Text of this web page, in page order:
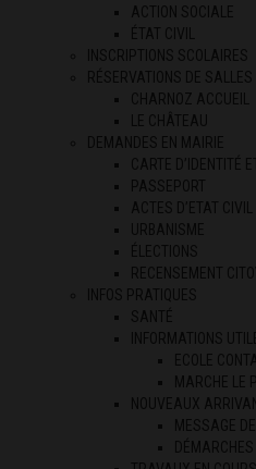
ACTION SOCIALE
ÉTAT CIVIL
INSCRIPTIONS SCOLAIRES
RÉSERVATIONS DE SALLES
CHARNOZ ACCUEIL
LE CHÂTEAU
DEMANDES EN MAIRIE
CARTE D’IDENTITÉ
PASSEPORT
ACTES D’ETAT CIVIL
URBANISME
ÉLECTIONS
RECENSEMENT
INFOS PRATIQUES
SANTÉ
INFORMATIONS
ECOLE
MARCHE LE
NOUVEAUX
MESSAGE